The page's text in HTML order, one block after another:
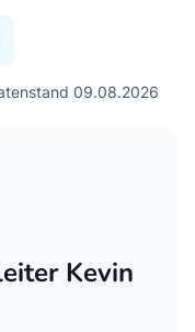
09.08.2026
Kevin